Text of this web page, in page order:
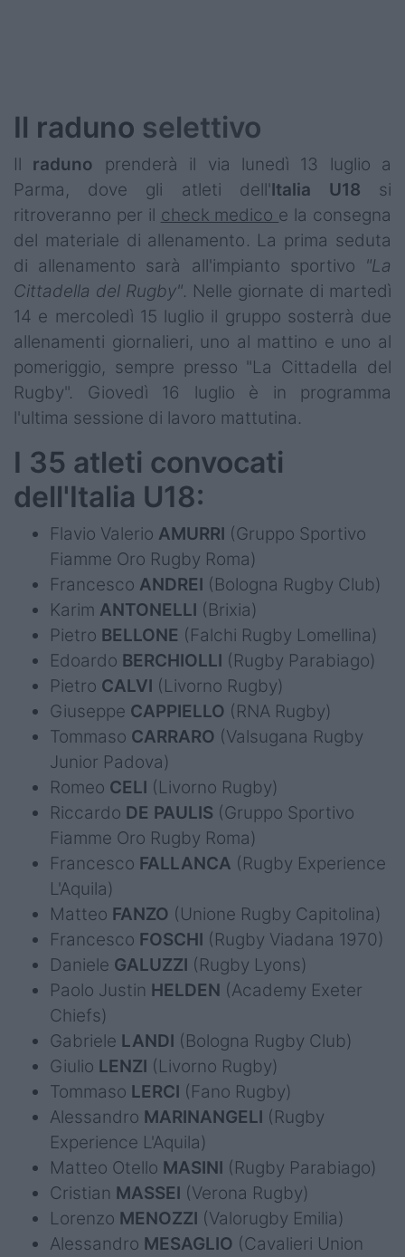
Il raduno selettivo
Il raduno prenderà il via lunedì 13 luglio a
Parma, dove gli atleti dell'Italia U18 si
ritroveranno per il check medico e la consegna
del materiale di allenamento. La prima seduta
di allenamento sarà all'impianto sportivo "La
Cittadella del Rugby". Nelle giornate di martedì
14 e mercoledì 15 luglio il gruppo sosterrà due
allenamenti giornalieri, uno al mattino e uno al
pomeriggio, sempre presso "La Cittadella del
Rugby". Giovedì 16 luglio è in programma
l'ultima sessione di lavoro mattutina.
I 35 atleti convocati
dell'Italia U18:
Flavio Valerio AMURRI (Gruppo Sportivo
Fiamme Oro Rugby Roma)
Francesco ANDREI (Bologna Rugby Club)
Karim ANTONELLI (Brixia)
Pietro BELLONE (Falchi Rugby Lomellina)
Edoardo BERCHIOLLI (Rugby Parabiago)
Pietro CALVI (Livorno Rugby)
Giuseppe CAPPIELLO (RNA Rugby)
Tommaso CARRARO (Valsugana Rugby
Junior Padova)
Romeo CELI (Livorno Rugby)
Riccardo DE PAULIS (Gruppo Sportivo
Fiamme Oro Rugby Roma)
Francesco FALLANCA (Rugby Experience
L'Aquila)
Matteo FANZO (Unione Rugby Capitolina)
Francesco FOSCHI (Rugby Viadana 1970)
Daniele GALUZZI (Rugby Lyons)
Paolo Justin HELDEN (Academy Exeter
Chiefs)
Gabriele LANDI (Bologna Rugby Club)
Giulio LENZI (Livorno Rugby)
Tommaso LERCI (Fano Rugby)
Alessandro MARINANGELI (Rugby
Experience L'Aquila)
Matteo Otello MASINI (Rugby Parabiago)
Cristian MASSEI (Verona Rugby)
Lorenzo MENOZZI (Valorugby Emilia)
Alessandro MESAGLIO (Cavalieri Union